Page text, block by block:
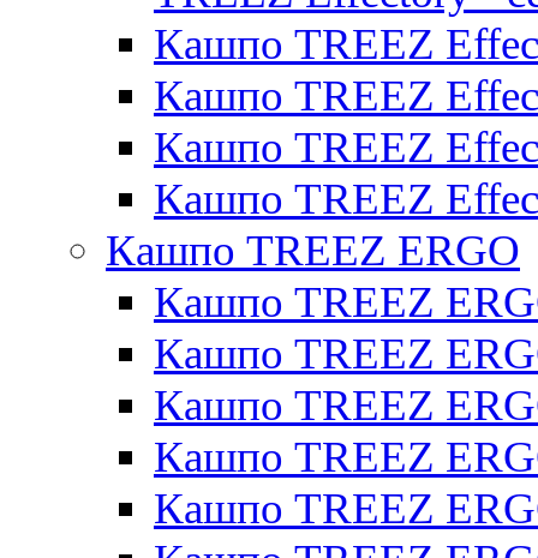
Кашпо TREEZ
Кашпо TREEZ
Кашпо TREEZ
Кашпо TREEZ
Кашпо TREEZ ERGO
Кашпо TREEZ
Кашпо TREEZ
Кашпо TREEZ
Кашпо TREEZ
Кашпо TREEZ